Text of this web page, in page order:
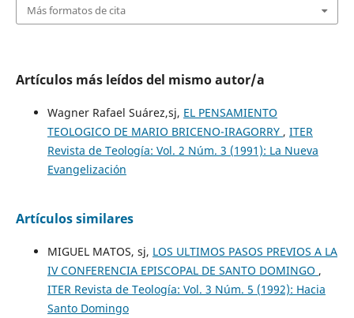
Más formatos de cita
Artículos más leídos del mismo autor/a
Wagner Rafael Suárez,sj, EL PENSAMIENTO
TEOLOGICO DE MARIO BRICENO-IRAGORRY , ITER
Revista de Teología: Vol. 2 Núm. 3 (1991): La Nueva
Evangelización
Artículos similares
MIGUEL MATOS, sj, LOS ULTIMOS PASOS PREVIOS A LA
IV CONFERENCIA EPISCOPAL DE SANTO DOMINGO ,
ITER Revista de Teología: Vol. 3 Núm. 5 (1992): Hacia
Santo Domingo